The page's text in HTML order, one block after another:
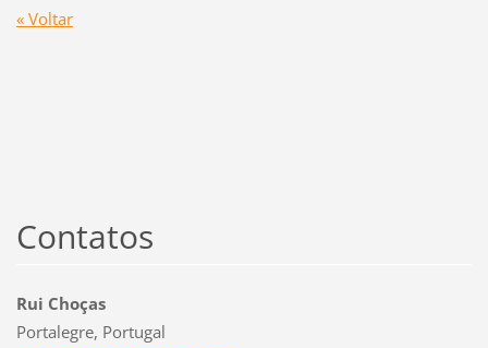
« Voltar
Contatos
Rui Choças
Portalegre, Portugal